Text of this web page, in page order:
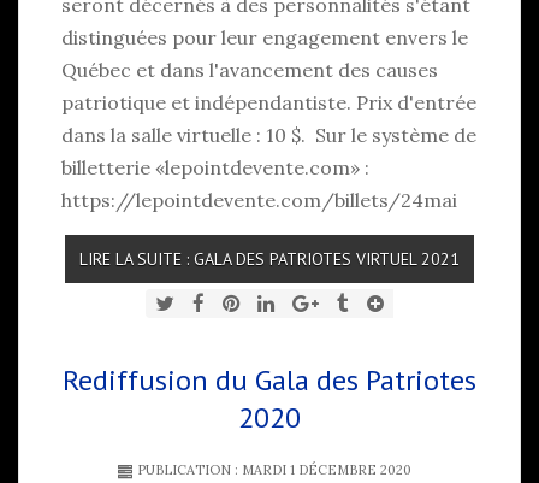
seront décernés à des personnalités s'étant
distinguées pour leur engagement envers le
Québec et dans l'avancement des causes
patriotique et indépendantiste. Prix d'entrée
dans la salle virtuelle : 10 $. Sur le système de
billetterie «lepointdevente.com» :
https://lepointdevente.com/billets/24mai
LIRE LA SUITE : GALA DES PATRIOTES VIRTUEL 2021
Rediffusion du Gala des Patriotes
2020
PUBLICATION : MARDI 1 DÉCEMBRE 2020